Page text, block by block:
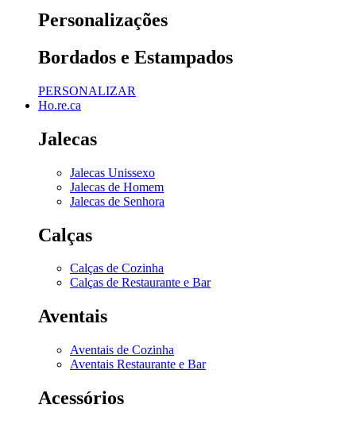
Personalizações
Bordados e Estampados
PERSONALIZAR
Ho.re.ca
Jalecas
Jalecas Unissexo
Jalecas de Homem
Jalecas de Senhora
Calças
Calças de Cozinha
Calças de Restaurante e Bar
Aventais
Aventais de Cozinha
Aventais Restaurante e Bar
Acessórios